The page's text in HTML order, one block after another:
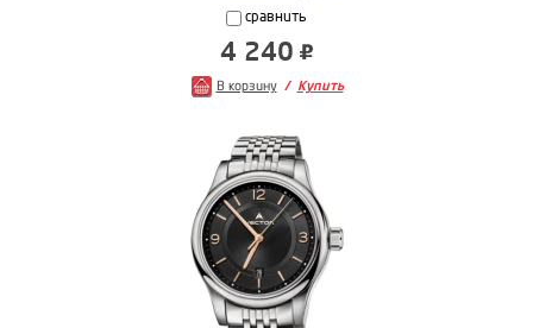
сравнить
4 240
В корзину Купить